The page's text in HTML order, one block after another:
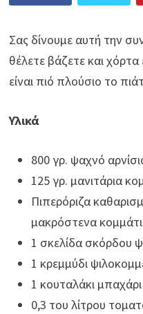
Σας δίνουμε αυτή την
θέλετε βάζετε και
είναι πιό πλούσιο το
Υλικά
800 γρ. ψαχνό
125 γρ. μανιτάρια
Πιπερόριζα
μακρόστενα
1 σκελίδα σκόρδου
1 κρεμμύδι
1 κουταλάκι
0,3 του λίτρου